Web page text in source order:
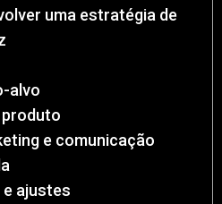
uma estratégia de
alvo
e comunicação
ajustes